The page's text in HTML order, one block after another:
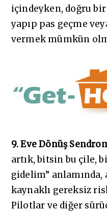
içindeyken, doğru
yapıp pas geçme
vermek mümkün
9. Eve Dönüş
artık, bitsin bu çile,
gidelim” anlamında,
kaynaklı gereksiz
Pilotlar ve diğer